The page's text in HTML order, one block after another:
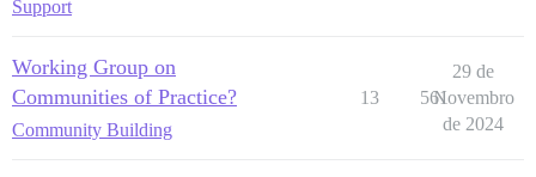
Support
Working Group on
Communities of Practice?
Community Building
13 561
29 de
Novembro
de 2024